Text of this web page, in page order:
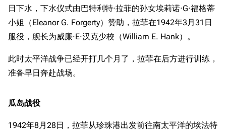
日下水，下水仪式由巴特利特·拉菲的孙女埃莉诺·G·福格蒂
小姐（Eleanor G. Forgerty）赞助，拉菲在1942年3月31日
服役，舰长为威廉·E·汉克少校（William E. Hank）。
此时太平洋战争已经开打几个月了，拉菲在后方进行训练，
准备早日奔赴战场。
瓜岛战役
1942年8月28日，拉菲从珍珠港出发前往南太平洋的埃法特